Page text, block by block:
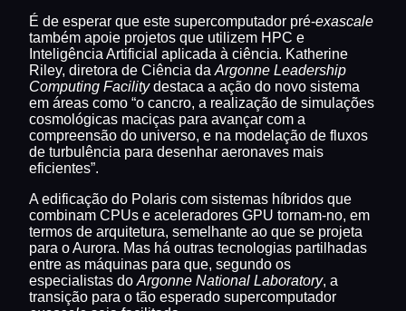
É de esperar que este supercomputador pré-exascale
também apoie projetos que utilizem HPC e
Inteligência Artificial aplicada à ciência. Katherine
Riley, diretora de Ciência da Argonne Leadership
Computing Facilitydestaca a ação do novo sistema
em áreas como “o cancro, a realização de simulações
cosmológicas maciças para avançar com a
compreensão do universo, e na modelação de fluxos
de turbulência para desenhar aeronaves mais
eficientes”.
A edificação do Polaris com sistemas híbridos que
combinam CPUs e aceleradores GPU tornam-no, em
termos de arquitetura, semelhante ao que se projeta
para o Aurora. Mas há outras tecnologias partilhadas
entre as máquinas para que, segundo os
especialistas do Argonne National Laboratory, a
transição para o tão esperado supercomputador